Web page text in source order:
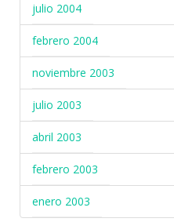
julio 2004
febrero 2004
noviembre 2003
julio 2003
abril 2003
febrero 2003
enero 2003